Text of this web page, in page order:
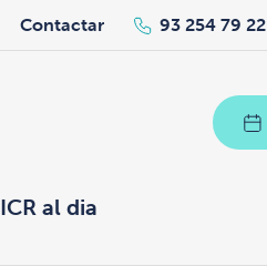
Contactar 93 254 79 22
ICR al dia